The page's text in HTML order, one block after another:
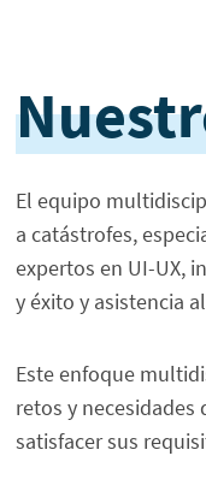
El equipo
a catástrofes,
expertos en UI-UX,
y éxito y asistencia
Este enfoque
retos y
satisfacer sus